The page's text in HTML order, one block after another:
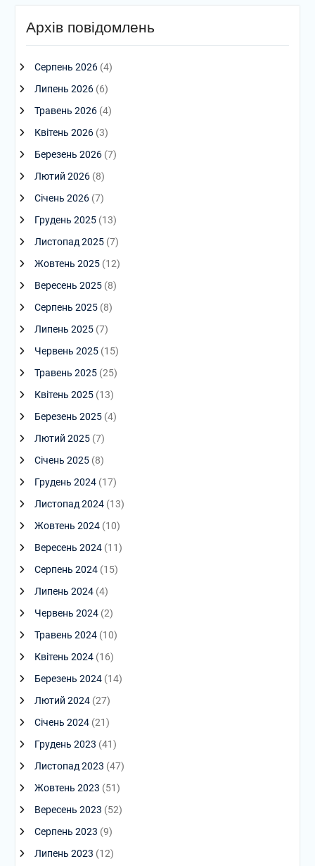
Архів повідомлень
Серпень 2026(4)
Липень 2026(6)
Травень 2026(4)
Квітень 2026(3)
Березень 2026(7)
Лютий 2026(8)
Січень 2026(7)
Грудень 2025(13)
Листопад 2025(7)
Жовтень 2025(12)
Вересень 2025(8)
Серпень 2025(8)
Липень 2025(7)
Червень 2025(15)
Травень 2025(25)
Квітень 2025(13)
Березень 2025(4)
Лютий 2025(7)
Січень 2025(8)
Грудень 2024(17)
Листопад 2024(13)
Жовтень 2024(10)
Вересень 2024(11)
Серпень 2024(15)
Липень 2024(4)
Червень 2024(2)
Травень 2024(10)
Квітень 2024(16)
Березень 2024(14)
Лютий 2024(27)
Січень 2024(21)
Грудень 2023 (41)
Листопад 2023 (47)
Жовтень 2023 (51)
Вересень 2023 (52)
Серпень 2023 (9)
Липень 2023 (12)